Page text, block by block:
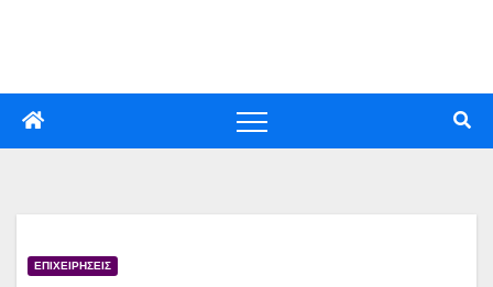
ΕΠΙΧΕΙΡΗΣΕΙΣ